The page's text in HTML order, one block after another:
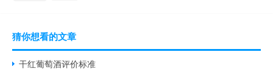
猜你想看的文章
干红葡萄酒评价标准